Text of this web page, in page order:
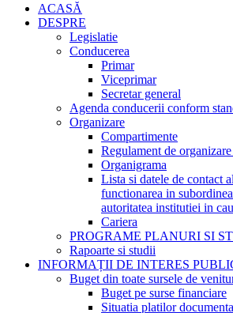
ACASĂ
DESPRE
Legislatie
Conducerea
Primar
Viceprimar
Secretar general
Agenda conducerii conform
Organizare
Compartimente
Regulament de
Organigrama
Lista si datele de contact
functionarea in
autoritatea institutiei in
Cariera
PROGRAME PLANURI SI
Rapoarte si studii
INFORMAȚII DE INTERES
Buget din toate sursele de
Buget pe surse financiare
Situatia platilor